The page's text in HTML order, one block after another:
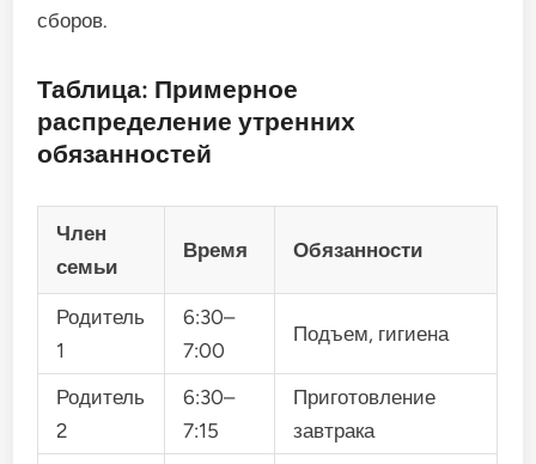
сборов.
Таблица: Примерное
распределение утренних
обязанностей
Член
семьи
Время Обязанности
Родитель
1
6:30–
7:00
Подъем, гигиена
Родитель
2
6:30–
7:15
Приготовление
завтрака